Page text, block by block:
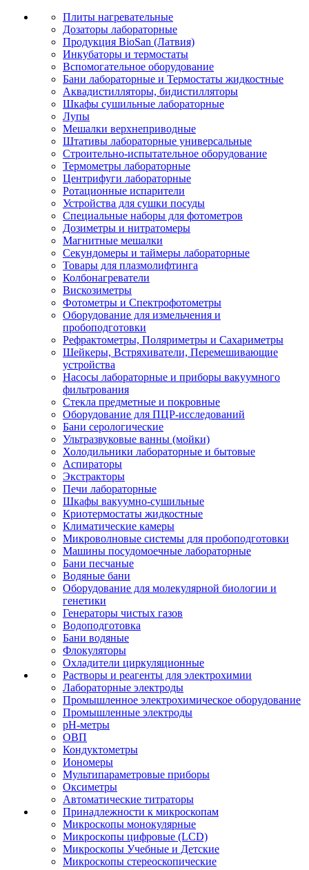
Плиты нагревательные
Дозаторы лабораторные
Продукция BioSan (Латвия)
Инкубаторы и термостаты
Вспомогательное оборудование
Бани лабораторные и Термостаты жидкостные
Аквадистилляторы, бидистилляторы
Шкафы сушильные лабораторные
Лупы
Мешалки верхнеприводные
Штативы лабораторные универсальные
Строительно-испытательное оборудование
Термометры лабораторные
Центрифуги лабораторные
Ротационные испарители
Устройства для сушки посуды
Специальные наборы для фотометров
Дозиметры и нитратомеры
Магнитные мешалки
Секундомеры и таймеры лабораторные
Товары для плазмолифтинга
Колбонагреватели
Вискозиметры
Фотометры и Спектрофотометры
Оборудование для измельчения и
пробоподготовки
Рефрактометры, Поляриметры и Сахариметры
Шейкеры, Встряхиватели, Перемешивающие
устройства
Насосы лабораторные и приборы вакуумного
фильтрования
Стекла предметные и покровные
Оборудование для ПЦР-исследований
Бани серологические
Ультразвуковые ванны (мойки)
Холодильники лабораторные и бытовые
Аспираторы
Экстракторы
Печи лабораторные
Шкафы вакуумно-сушильные
Криотермостаты жидкостные
Климатические камеры
Микроволновые системы для пробоподготовки
Машины посудомоечные лабораторные
Бани песчаные
Водяные бани
Оборудование для молекулярной биологии и
генетики
Генераторы чистых газов
Водоподготовка
Бани водяные
Флокуляторы
Охладители циркуляционные
Растворы и реагенты для электрохимии
Лабораторные электроды
Промышленное электрохимическое оборудование
Промышленные электроды
pH-метры
ОВП
Кондуктометры
Иономеры
Мультипараметровые приборы
Оксиметры
Автоматические титраторы
Принадлежности к микроскопам
Микроскопы монокулярные
Микроскопы цифровые (LCD)
Микроскопы Учебные и Детские
Микроскопы стереоскопические